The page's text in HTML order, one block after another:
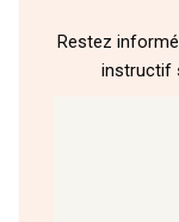
Restez
instructif